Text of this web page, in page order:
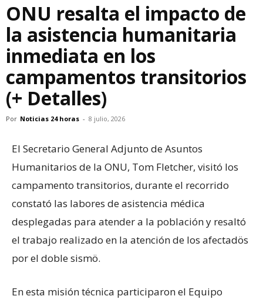
ONU resalta el impacto de
la asistencia humanitaria
inmediata en los
campamentos transitorios
(+ Detalles)
Por Noticias 24 horas - 8 julio, 2026
El Secretario General Adjunto de Asuntos
Humanitarios de la ONU, Tom Fletcher, visitó los
campamento transitorios, durante el recorrido
constató las labores de asistencia médica
desplegadas para atender a la población y resaltó
el trabajo realizado en la atención de los afectadös
por el doble sismö.
En esta misión técnica participaron el Equipo